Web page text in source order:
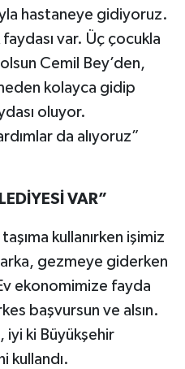
hastaneye gidiyoruz.
var. Üç çocukla
Cemil Bey’den,
kolayca gidip
oluyor.
da alıyoruz”
VAR”
kullanırken işimiz
gezmeye giderken
ekonomimize fayda
başvursun ve alsın.
ki Büyükşehir
kullandı.